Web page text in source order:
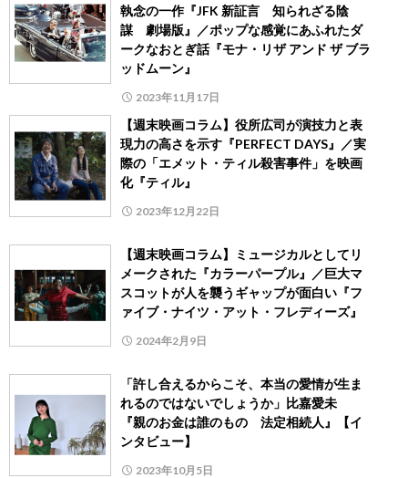
執念の一作『JFK 新証言 知られざる陰
謀 劇場版』／ポップな感覚にあふれたダ
ークなおとぎ話『モナ・リザ アンド ザ ブラ
ッドムーン』
2023年11月17日
【週末映画コラム】役所広司が演技力と表
現力の高さを示す『PERFECT DAYS』／実
際の「エメット・ティル殺害事件」を映画
化『ティル』
2023年12月22日
【週末映画コラム】ミュージカルとしてリ
メークされた『カラーパープル』／巨大マ
スコットが人を襲うギャップが面白い『フ
ァイブ・ナイツ・アット・フレディーズ』
2024年2月9日
「許し合えるからこそ、本当の愛情が生ま
れるのではないでしょうか」比嘉愛未
『親のお金は誰のもの 法定相続人』【イ
ンタビュー】
2023年10月5日